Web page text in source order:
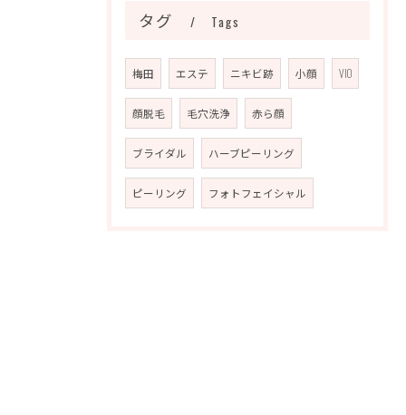
タグ Tags
梅田 エステ ニキビ跡 小顔 VIO
顔脱毛 毛穴洗浄 赤ら顔
ブライダル ハーブピーリング
ピーリング フォトフェイシャル